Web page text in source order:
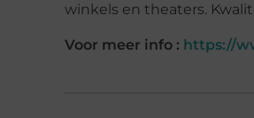
winkels en theaters.
Voor meer info : https://